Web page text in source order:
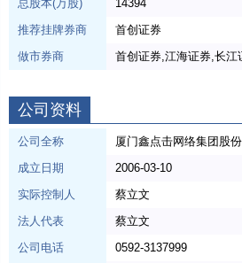
总股本(万股)
14394
推荐挂牌券商
首创证券
做市券商
首创证券,江海证券,长
公司资料
公司全称
厦门鑫点击网络集团股
成立日期
2006-03-10
实际控制人
蔡立文
法人代表
蔡立文
公司电话
0592-3137999